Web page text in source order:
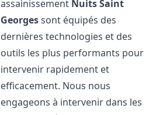
assainissement Nuits Saint
Georgessont équipés des
dernières technologies et des
outils les plus performants pour
intervenir rapidement et
efficacement. Nous nous
engageons à intervenir dans les